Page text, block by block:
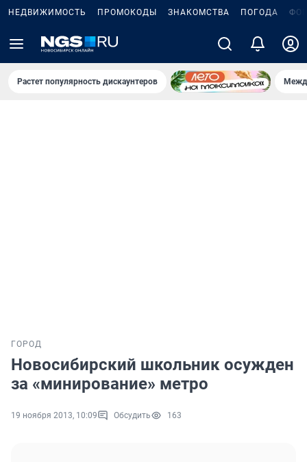
НЕДВИЖИМОСТЬ ПРОМОКОДЫ ЗНАКОМСТВА ПОГОДА
Растет популярность дискаунтеров
ГОРОД
Новосибирский школьник осужден
за «минирование» метро
19 ноября 2013, 10:09 Обсудить 163